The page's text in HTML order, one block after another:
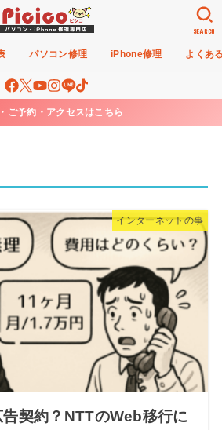
パソコン修理 iPhone修理 よくあ
SEARCH
ご予約・アクセスはこちら
インターネットの事
契約？NTTのWeb移行に